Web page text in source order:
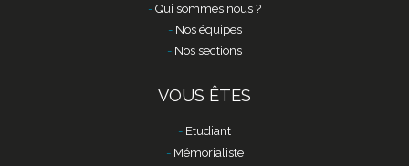
Qui sommes nous ?
Nos équipes
Nos sections
VOUS ÊTES
Etudiant
Mémorialiste